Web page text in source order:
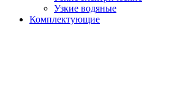
Узкие водяные
Комплектующие